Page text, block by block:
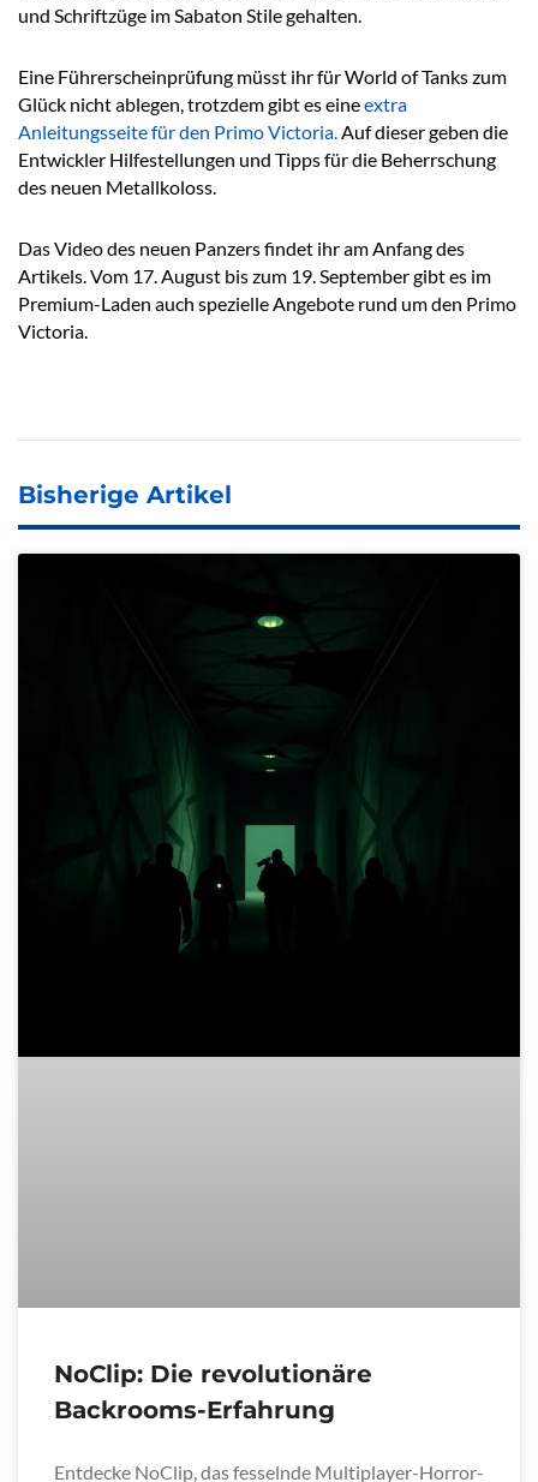
und Schriftzüge im Sabaton Stile gehalten.
Eine Führerscheinprüfung müsst ihr für World of Tanks zum
Glück nicht ablegen, trotzdem gibt es eineextra
Anleitungsseite für den Primo Victoria. Auf dieser geben die
Entwickler Hilfestellungen und Tipps für die Beherrschung
des neuen Metallkoloss.
Das Video des neuen Panzers findet ihr am Anfang des
Artikels. Vom 17. August bis zum 19. September gibt es im
Premium-Laden auch spezielle Angebote rund um den Primo
Victoria.
Bisherige Artikel
NoClip: Die revolutionäre
Backrooms-Erfahrung
Entdecke NoClip, das fesselnde Multiplayer-Horror-